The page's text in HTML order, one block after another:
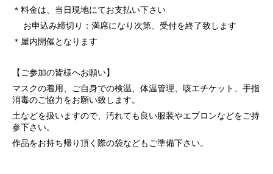
＊料金は、当日現地にてお支払い下さい
お申込み締切り：満席になり次第、受付を終了致します
＊屋内開催となります
【ご参加の皆様へお願い】
マスクの着用、ご自身での検温、体温管理、咳エチケット、手指
消毒のご協力をお願い致します。
土などを扱いますので、汚れても良い服装やエプロンなどをご持
参下さい。
作品をお持ち帰り頂く際の袋などもご準備下さい。